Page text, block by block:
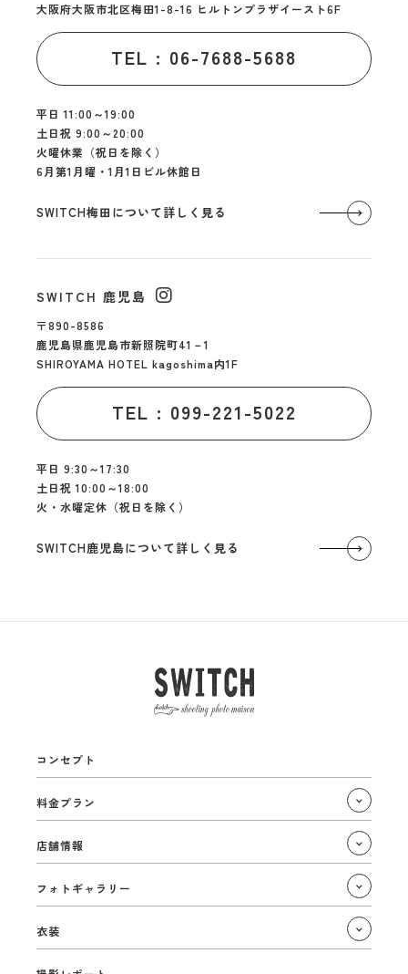
大阪府大阪市北区梅田1-8-16 ヒルトンプラザイースト6F
TEL : 06-7688-5688
平日 11:00～19:00
土日祝 9:00～20:00
火曜休業（祝日を除く）
6月第1月曜・1月1日ビル休館日
SWITCH梅田について詳しく見る
SWITCH 鹿児島
〒890-8586
鹿児島県鹿児島市新照院町41－1
SHIROYAMA HOTEL kagoshima内1F
TEL : 099-221-5022
平日 9:30～17:30
土日祝 10:00～18:00
火・水曜定休（祝日を除く）
SWITCH鹿児島について詳しく見る
コンセプト
料金プラン
店舗情報
フォトギャラリー
衣装